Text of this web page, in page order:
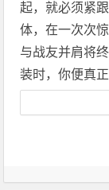
起，就必须紧
体，在一次次
与战友并肩将
装时，你便真